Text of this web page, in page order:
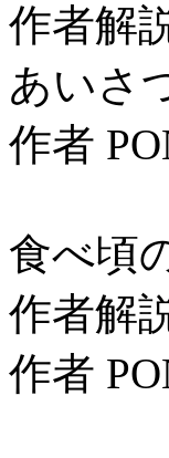
作者解
あいさ
作者
食べ頃
作者解
作者